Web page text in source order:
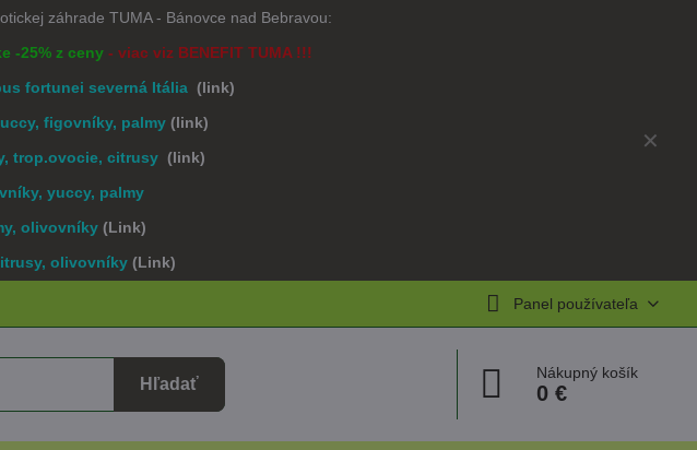
✕
záhrade TUMA - Bánovce nad Bebravou:
-25% z ceny- viac viz BENEFIT TUMA !!!
fortunei severná Itália(link)
figovníky, palmy (link)
trop.ovocie, citrusy(link)
yuccy, palmy
olivovníky (Link)
olivovníky (Link)
Panel používateľa
Hľadať
Nákupný košík
0 €